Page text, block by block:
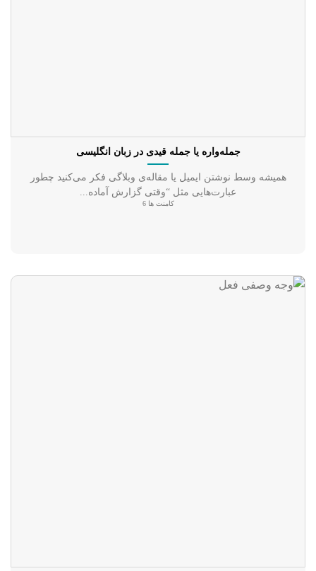
جمله‌واره یا جمله قیدی در زبان انگلیسی
همیشه وسط نوشتن ایمیل یا مقاله‌ی وبلاگی فکر می‌کنید چطور
عبارت‌هایی مثل “وقتی گزارش آماده...
کامنت ها 6